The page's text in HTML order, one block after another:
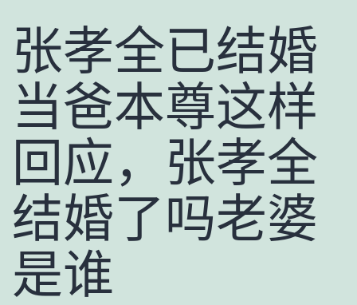
张孝全已结婚
当爸本尊这样
回应，张孝全
结婚了吗老婆
是谁